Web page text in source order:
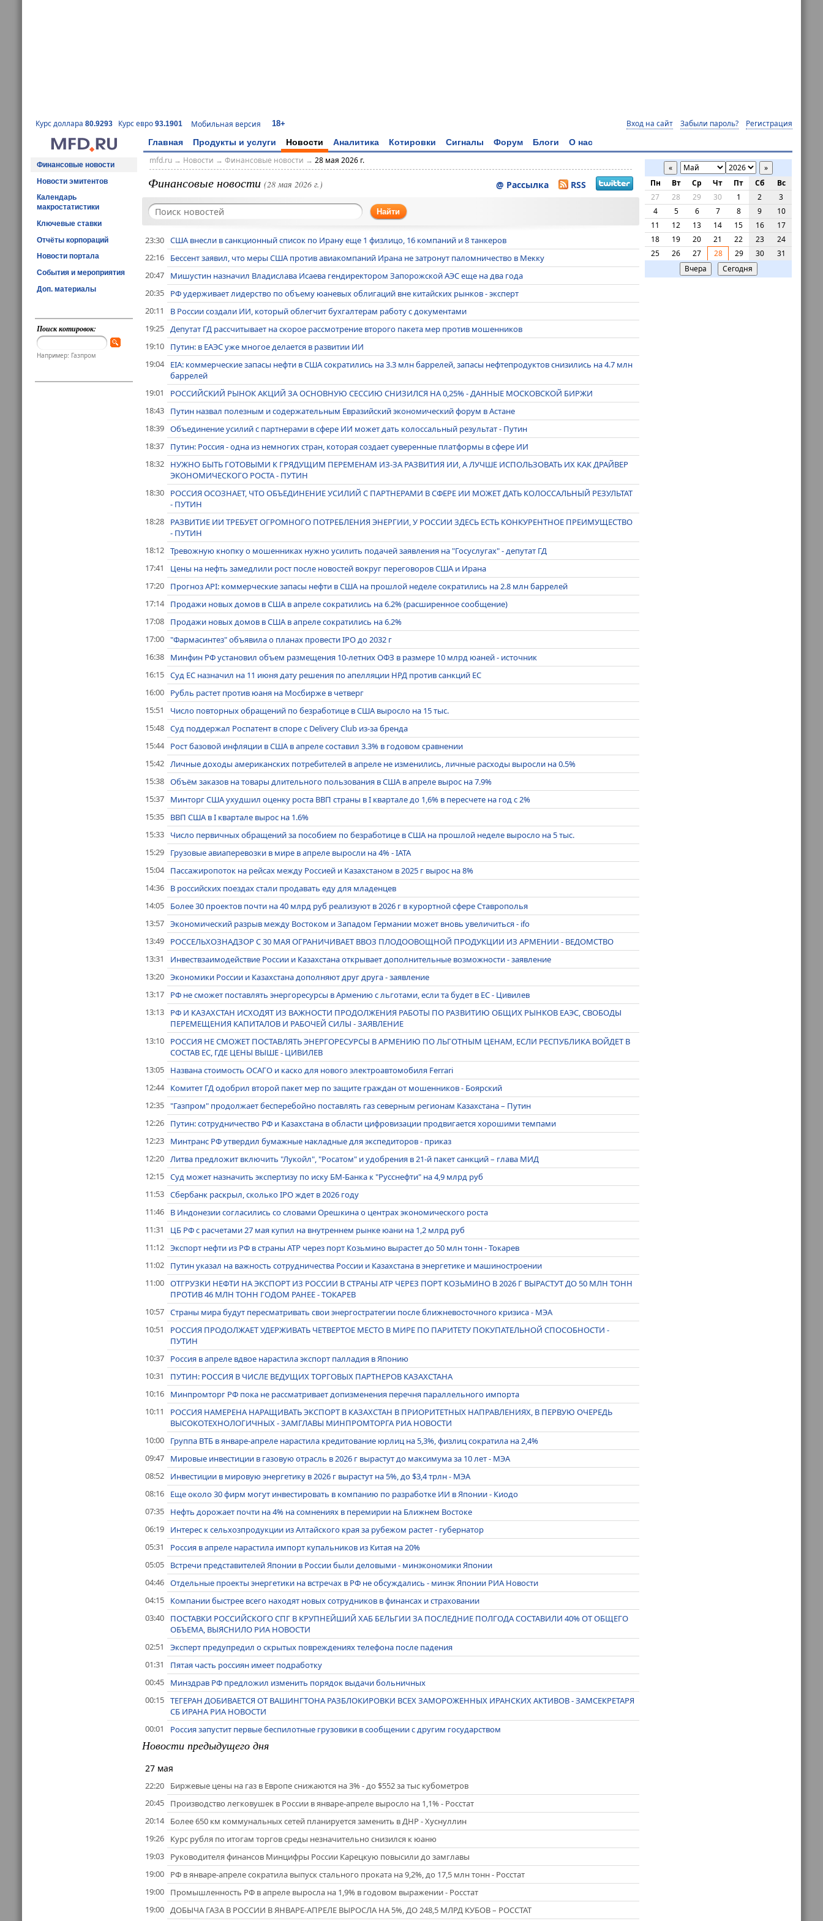
Курс доллара 80.9293 Курс евро 93.1901 Мобильная версия 18+ Вход на сайт Забыли пароль? Регистрация
Главная Продукты и услуги Новости Аналитика Котировки Сигналы Форум Блоги О нас
Финансовые новости
Новости эмитентов
Календарь
макростатистики
Ключевые ставки
Отчёты корпораций
Новости портала
События и мероприятия
Доп. материалы
Поиск котировок:
Например: Газпром
mfd.ru→ Новости → Финансовые новости → 28 мая 2026 г.
@ Рассылка RSS
Финансовые новости (28 мая 2026 г.)
Найти
23:30 США внесли в санкционный список по Ирану еще 1 физлицо, 16 компаний и 8 танкеров
22:16
Бессент заявил, что меры США против авиакомпаний Ирана не затронут паломничество в Мекку
20:47
Мишустин назначил Владислава Исаева гендиректором Запорожской АЭС еще на два года
20:35
РФ удерживает лидерство по объему юаневых облигаций вне китайских рынков - эксперт
20:11
В России создали ИИ, который облегчит бухгалтерам работу с документами
19:25 Депутат ГД рассчитывает на скорое рассмотрение второго пакета мер против мошенников
19:10
Путин: в ЕАЭС уже многое делается в развитии ИИ
19:04
EIA: коммерческие запасы нефти в США сократились на 3.3 млн баррелей, запасы нефтепродуктов снизились на 4.7 млн
баррелей
19:01
РОССИЙСКИЙ РЫНОК АКЦИЙ ЗА ОСНОВНУЮ СЕССИЮ СНИЗИЛСЯ НА 0,25% - ДАННЫЕ МОСКОВСКОЙ БИРЖИ
18:43
Путин назвал полезным и содержательным Евразийский экономический форум в Астане
18:39 Объединение усилий с партнерами в сфере ИИ может дать колоссальный результат - Путин
18:37
Путин: Россия - одна из немногих стран, которая создает суверенные платформы в сфере ИИ
18:32
НУЖНО БЫТЬ ГОТОВЫМИ К ГРЯДУЩИМ ПЕРЕМЕНАМ ИЗ-ЗА РАЗВИТИЯ ИИ, А ЛУЧШЕ ИСПОЛЬЗОВАТЬ ИХ КАК ДРАЙВЕР
ЭКОНОМИЧЕСКОГО РОСТА - ПУТИН
18:30
РОССИЯ ОСОЗНАЕТ, ЧТО ОБЪЕДИНЕНИЕ УСИЛИЙ С ПАРТНЕРАМИ В СФЕРЕ ИИ МОЖЕТ ДАТЬ КОЛОССАЛЬНЫЙ РЕЗУЛЬТАТ
- ПУТИН
18:28
РАЗВИТИЕ ИИ ТРЕБУЕТ ОГРОМНОГО ПОТРЕБЛЕНИЯ ЭНЕРГИИ, У РОССИИ ЗДЕСЬ ЕСТЬ КОНКУРЕНТНОЕ ПРЕИМУЩЕСТВО
- ПУТИН
18:12 Тревожную кнопку о мошенниках нужно усилить подачей заявления на "Госуслугах" - депутат ГД
17:41
Цены на нефть замедлили рост после новостей вокруг переговоров США и Ирана
17:20
Прогноз API: коммерческие запасы нефти в США на прошлой неделе сократились на 2.8 млн баррелей
17:14
Продажи новых домов в США в апреле сократились на 6.2% (расширенное сообщение)
17:08
Продажи новых домов в США в апреле сократились на 6.2%
17:00 "Фармасинтез" объявила о планах провести IPO до 2032 г
16:38
Минфин РФ установил объем размещения 10-летних ОФЗ в размере 10 млрд юаней - источник
16:15 Суд ЕС назначил на 11 июня дату решения по апелляции НРД против санкций ЕС
16:00
Рубль растет против юаня на Мосбирже в четверг
15:51
Число повторных обращений по безработице в США выросло на 15 тыс.
15:48 Суд поддержал Роспатент в споре с Delivery Club из-за бренда
15:44
Рост базовой инфляции в США в апреле составил 3.3% в годовом сравнении
15:42 Личные доходы американских потребителей в апреле не изменились, личные расходы выросли на 0.5%
15:38 Объём заказов на товары длительного пользования в США в апреле вырос на 7.9%
15:37
Минторг США ухудшил оценку роста ВВП страны в I квартале до 1,6% в пересчете на год с 2%
15:35
ВВП США в I квартале вырос на 1.6%
15:33
Число первичных обращений за пособием по безработице в США на прошлой неделе выросло на 5 тыс.
15:29
Грузовые авиаперевозки в мире в апреле выросли на 4% - IATA
15:04
Пассажиропоток на рейсах между Россией и Казахстаном в 2025 г вырос на 8%
14:36
В российских поездах стали продавать еду для младенцев
14:05
Более 30 проектов почти на 40 млрд руб реализуют в 2026 г в курортной сфере Ставрополья
13:57 Экономический разрыв между Востоком и Западом Германии может вновь увеличиться - ifo
13:49
РОССЕЛЬХОЗНАДЗОР С 30 МАЯ ОГРАНИЧИВАЕТ ВВОЗ ПЛОДООВОЩНОЙ ПРОДУКЦИИ ИЗ АРМЕНИИ - ВЕДОМСТВО
13:31
Инвествзаимодействие России и Казахстана открывает дополнительные возможности - заявление
13:20 Экономики России и Казахстана дополняют друг друга - заявление
13:17
РФ не сможет поставлять энергоресурсы в Армению с льготами, если та будет в ЕС - Цивилев
13:13
РФ И КАЗАХСТАН ИСХОДЯТ ИЗ ВАЖНОСТИ ПРОДОЛЖЕНИЯ РАБОТЫ ПО РАЗВИТИЮ ОБЩИХ РЫНКОВ ЕАЭС, СВОБОДЫ
ПЕРЕМЕЩЕНИЯ КАПИТАЛОВ И РАБОЧЕЙ СИЛЫ - ЗАЯВЛЕНИЕ
13:10
РОССИЯ НЕ СМОЖЕТ ПОСТАВЛЯТЬ ЭНЕРГОРЕСУРСЫ В АРМЕНИЮ ПО ЛЬГОТНЫМ ЦЕНАМ, ЕСЛИ РЕСПУБЛИКА ВОЙДЕТ В
СОСТАВ ЕС, ГДЕ ЦЕНЫ ВЫШЕ - ЦИВИЛЕВ
13:05
Названа стоимость ОСАГО и каско для нового электроавтомобиля Ferrari
12:44
Комитет ГД одобрил второй пакет мер по защите граждан от мошенников - Боярский
12:35 "Газпром" продолжает бесперебойно поставлять газ северным регионам Казахстана – Путин
12:26
Путин: сотрудничество РФ и Казахстана в области цифровизации продвигается хорошими темпами
12:23
Минтранс РФ утвердил бумажные накладные для экспедиторов - приказ
12:20 Литва предложит включить "Лукойл", "Росатом" и удобрения в 21-й пакет санкций – глава МИД
12:15 Суд может назначить экспертизу по иску БМ-Банка к "Русснефти" на 4,9 млрд руб
11:53 Сбербанк раскрыл, сколько IPO ждет в 2026 году
11:46
В Индонезии согласились со словами Орешкина о центрах экономического роста
11:31
ЦБ РФ с расчетами 27 мая купил на внутреннем рынке юани на 1,2 млрд руб
11:12 Экспорт нефти из РФ в страны АТР через порт Козьмино вырастет до 50 млн тонн - Токарев
11:02
Путин указал на важность сотрудничества России и Казахстана в энергетике и машиностроении
11:00 ОТГРУЗКИ НЕФТИ НА ЭКСПОРТ ИЗ РОССИИ В СТРАНЫ АТР ЧЕРЕЗ ПОРТ КОЗЬМИНО В 2026 Г ВЫРАСТУТ ДО 50 МЛН ТОНН
ПРОТИВ 46 МЛН ТОНН ГОДОМ РАНЕЕ - ТОКАРЕВ
10:57 Страны мира будут пересматривать свои энергостратегии после ближневосточного кризиса - МЭА
10:51
РОССИЯ ПРОДОЛЖАЕТ УДЕРЖИВАТЬ ЧЕТВЕРТОЕ МЕСТО В МИРЕ ПО ПАРИТЕТУ ПОКУПАТЕЛЬНОЙ СПОСОБНОСТИ -
ПУТИН
10:37
Россия в апреле вдвое нарастила экспорт палладия в Японию
10:31
ПУТИН: РОССИЯ В ЧИСЛЕ ВЕДУЩИХ ТОРГОВЫХ ПАРТНЕРОВ КАЗАХСТАНА
10:16
Минпромторг РФ пока не рассматривает допизменения перечня параллельного импорта
10:11
РОССИЯ НАМЕРЕНА НАРАЩИВАТЬ ЭКСПОРТ В КАЗАХСТАН В ПРИОРИТЕТНЫХ НАПРАВЛЕНИЯХ, В ПЕРВУЮ ОЧЕРЕДЬ
ВЫСОКОТЕХНОЛОГИЧНЫХ - ЗАМГЛАВЫ МИНПРОМТОРГА РИА НОВОСТИ
10:00
Группа ВТБ в январе-апреле нарастила кредитование юрлиц на 5,3%, физлиц сократила на 2,4%
09:47
Мировые инвестиции в газовую отрасль в 2026 г вырастут до максимума за 10 лет - МЭА
08:52
Инвестиции в мировую энергетику в 2026 г вырастут на 5%, до $3,4 трлн - МЭА
08:16
Еще около 30 фирм могут инвестировать в компанию по разработке ИИ в Японии - Киодо
07:35
Нефть дорожает почти на 4% на сомнениях в перемирии на Ближнем Востоке
06:19
Интерес к сельхозпродукции из Алтайского края за рубежом растет - губернатор
05:31
Россия в апреле нарастила импорт купальников из Китая на 20%
05:05
Встречи представителей Японии в России были деловыми - минэкономики Японии
04:46 Отдельные проекты энергетики на встречах в РФ не обсуждались - минэк Японии РИА Новости
04:15
Компании быстрее всего находят новых сотрудников в финансах и страховании ​
03:40
ПОСТАВКИ РОССИЙСКОГО СПГ В КРУПНЕЙШИЙ ХАБ БЕЛЬГИИ ЗА ПОСЛЕДНИЕ ПОЛГОДА СОСТАВИЛИ 40% ОТ ОБЩЕГО
ОБЪЕМА, ВЫЯСНИЛО РИА НОВОСТИ
02:51
Эксперт предупредил о скрытых повреждениях телефона после падения
01:31
Пятая часть россиян имеет подработку
00:45
Минздрав РФ предложил изменить порядок выдачи больничных
00:15 ТЕГЕРАН ДОБИВАЕТСЯ ОТ ВАШИНГТОНА РАЗБЛОКИРОВКИ ВСЕХ ЗАМОРОЖЕННЫХ ИРАНСКИХ АКТИВОВ - ЗАМСЕКРЕТАРЯ
СБ ИРАНА РИА НОВОСТИ
00:01
Россия запустит первые беспилотные грузовики в сообщении с другим государством
Новости предыдущего дня
27 мая
22:20
Биржевые цены на газ в Европе снижаются на 3% - до $552 за тыс кубометров
20:45
Производство легковушек в России в январе-апреле выросло на 1,1% - Росстат
20:14
Более 650 км коммунальных сетей планируется заменить в ДНР - Хуснуллин
19:26
Курс рубля по итогам торгов среды незначительно снизился к юаню
19:03
Руководителя финансов Минцифры России Карецкую повысили до замглавы
19:00
РФ в январе-апреле сократила выпуск стального проката на 9,2%, до 17,5 млн тонн - Росстат
19:00
Промышленность РФ в апреле выросла на 1,9% в годовом выражении - Росстат
19:00 ДОБЫЧА ГАЗА В РОССИИ В ЯНВАРЕ-АПРЕЛЕ ВЫРОСЛА НА 5%, ДО 248,5 МЛРД КУБОВ – РОССТАТ
«
»
Пн
Вт Ср Чт Пт Сб
Вс
27
28 29 30 1 2
3
4
5 6 7 8 9
10
11
12 13 14 15 16
17
18
19 20 21 22 23
24
25
26 27 28 29 30
31
Вчера
Сегодня